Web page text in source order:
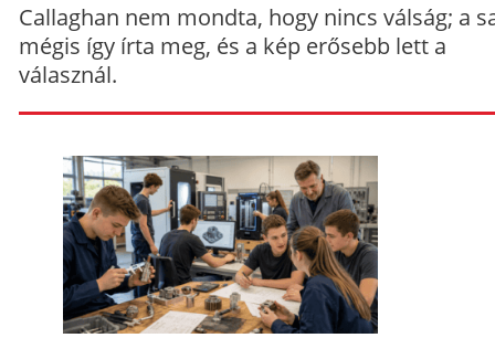
Callaghan nem mondta, hogy nincs válság; a
mégis így írta meg, és a kép erősebb lett a
válasznál.